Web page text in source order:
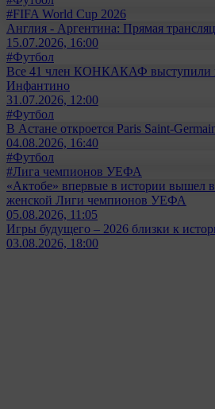
#FIFA World Cup 2026
Англия - Аргентина: Прямая
15.07.2026, 16:00
#Футбол
Все 41 член КОНКАКАФ выступили
Инфантино
31.07.2026, 12:00
#Футбол
В Астане откроется Paris Saint-
04.08.2026, 16:40
#Футбол
#Лига чемпионов УЕФА
«Актобе» впервые в истории вышел
женской Лиги чемпионов УЕФА
05.08.2026, 11:05
Игры будущего – 2026 близки к
03.08.2026, 18:00